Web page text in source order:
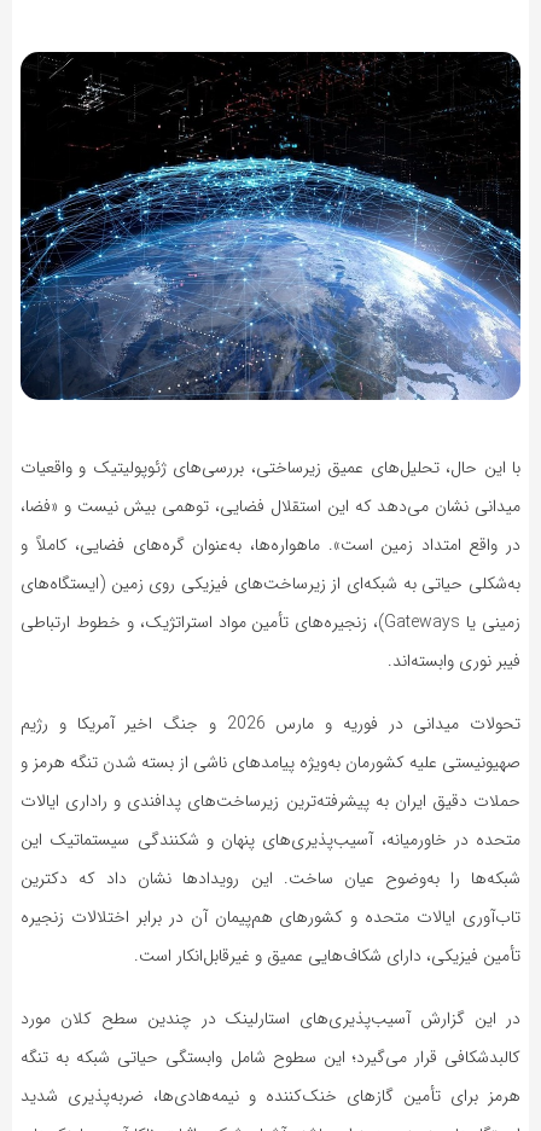
با این حال، تحلیل‌های عمیق زیرساختی، بررسی‌های ژئوپولیتیک و واقعیات
میدانی نشان می‌دهد که این استقلال فضایی، توهمی بیش نیست و «فضا،
در واقع امتداد زمین است». ماهواره‌ها، به‌عنوان گره‌های فضایی، کاملاً و
به‌شکلی حیاتی به شبکه‌ای از زیرساخت‌های فیزیکی روی زمین (ایستگاه‌های
زمینی یا Gateways)، زنجیره‌های تأمین مواد استراتژیک، و خطوط ارتباطی
فیبر نوری وابسته‌اند.
تحولات میدانی در فوریه و مارس 2026 و جنگ اخیر آمریکا و رژیم
صهیونیستی علیه کشورمان به‌ویژه پیامدهای ناشی از بسته شدن تنگه هرمز و
حملات دقیق ایران به پیشرفته‌ترین زیرساخت‌های پدافندی و راداری ایالات
متحده در خاورمیانه، آسیب‌پذیری‌های پنهان و شکنندگی سیستماتیک این
شبکه‌ها را به‌وضوح عیان ساخت. این رویدادها نشان داد که دکترین
تاب‌آوری ایالات متحده و کشورهای هم‌پیمان آن در برابر اختلالات زنجیره
تأمین فیزیکی، دارای شکاف‌هایی عمیق و غیرقابل‌انکار است.
در این گزارش آسیب‌پذیری‌های استارلینک در چندین سطح کلان مورد
کالبدشکافی قرار می‌گیرد؛ این سطوح شامل وابستگی حیاتی شبکه به تنگه
هرمز برای تأمین گازهای خنک‌کننده و نیمه‌هادی‌ها، ضربه‌پذیری شدید